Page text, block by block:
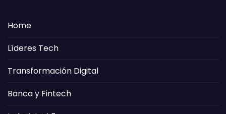
Home
Líderes Tech
Transformación Digital
Banca y Fintech